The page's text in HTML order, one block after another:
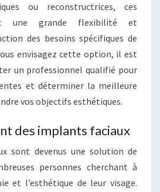
ou reconstructrices, ces
une grande flexibilité et
des besoins spécifiques de
envisagez cette option, il est
un professionnel qualifié pour
et déterminer la meilleure
vos objectifs esthétiques.
des implants faciaux
sont devenus une solution de
personnes cherchant à
et l’esthétique de leur visage.